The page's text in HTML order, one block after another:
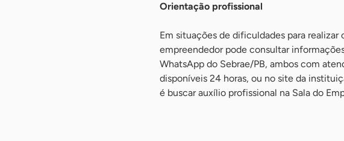
Orientação profissional
Em situações de dificuldades para
empreendedor pode consultar
WhatsApp do Sebrae/PB, ambos com
disponíveis 24 horas, ou no site da
é buscar auxílio profissional na Sala do